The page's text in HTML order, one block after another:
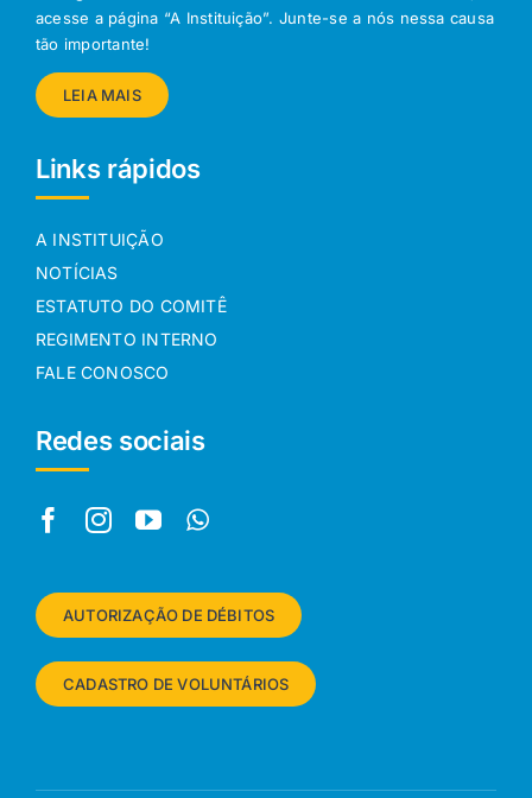
acesse a página “A Instituição”. Junte-se a nós nessa causa
tão importante!
LEIA MAIS
Links rápidos
A INSTITUIÇÃO
NOTÍCIAS
ESTATUTO DO COMITÊ
REGIMENTO INTERNO
FALE CONOSCO
Redes sociais
AUTORIZAÇÃO DE DÉBITOS
CADASTRO DE VOLUNTÁRIOS